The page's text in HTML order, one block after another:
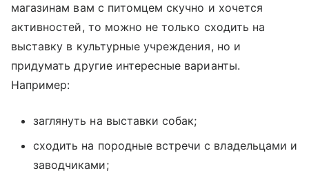
магазинам вам с питомцем скучно и хочется
активностей, то можно не только сходить на
выставку в культурные учреждения, но и
придумать другие интересные варианты.
Например:
заглянуть на выставки собак;
сходить на породные встречи с владельцами и
заводчиками;